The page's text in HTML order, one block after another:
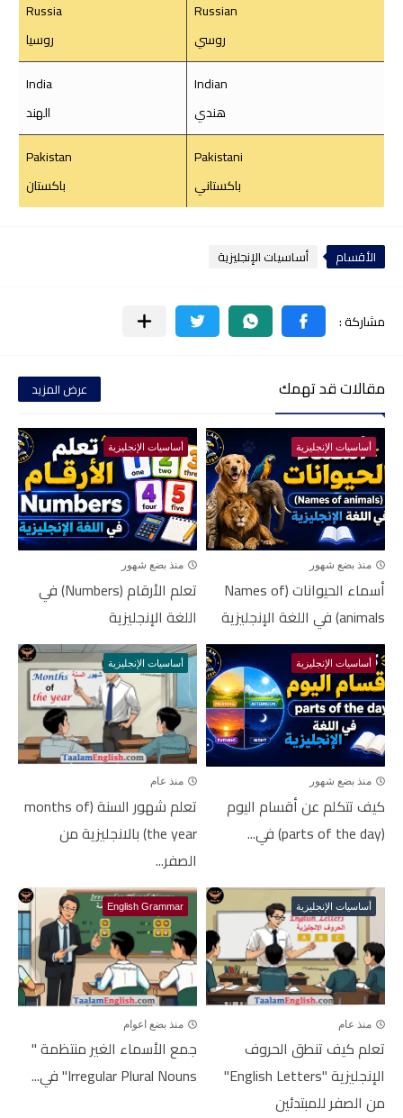
Russian
روسي
Russia
روسيا
Indian
هندي
India
الهند
Pakistani
باكستاني
Pakistan
باكستان
الأقسام أساسيات الإنجليزية
مقالات قد تهمك عرض المزيد
أساسيات الإنجليزية
منذ بضع شهور
أسماء الحيوانات (Names of
animals) في اللغة الإنجليزية
أساسيات الإنجليزية
منذ بضع شهور
تعلم الأرقام (Numbers) في
اللغة الإنجليزية
أساسيات الإنجليزية
منذ بضع شهور
كيف تتكلم عن أقسام اليوم
(parts of the day) في...
أساسيات الإنجليزية
منذ عام
تعلم شهور السنة (months of
the year) بالانجليزية من
الصفر...
أساسيات الإنجليزية
منذ عام
تعلم كيف تنطق الحروف
الإنجليزية "English Letters"
من الصفر للمبتدئين
English Grammar
منذ بضع اعوام
جمع الأسماء الغير منتظمة "
Irregular Plural Nouns" في...